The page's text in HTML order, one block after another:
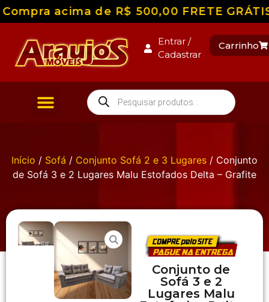
acima de R$ 500,00 FRETE
Entrar /
Cadastrar
Carrinho
Início / Sofá / Conjunto Sofá 2 e 3 Lugares / Conjunto
de Sofá 3 e 2 Lugares Malu Estofados Delta – Grafite
Conjunto de
Sofá 3 e 2
Lugares Malu